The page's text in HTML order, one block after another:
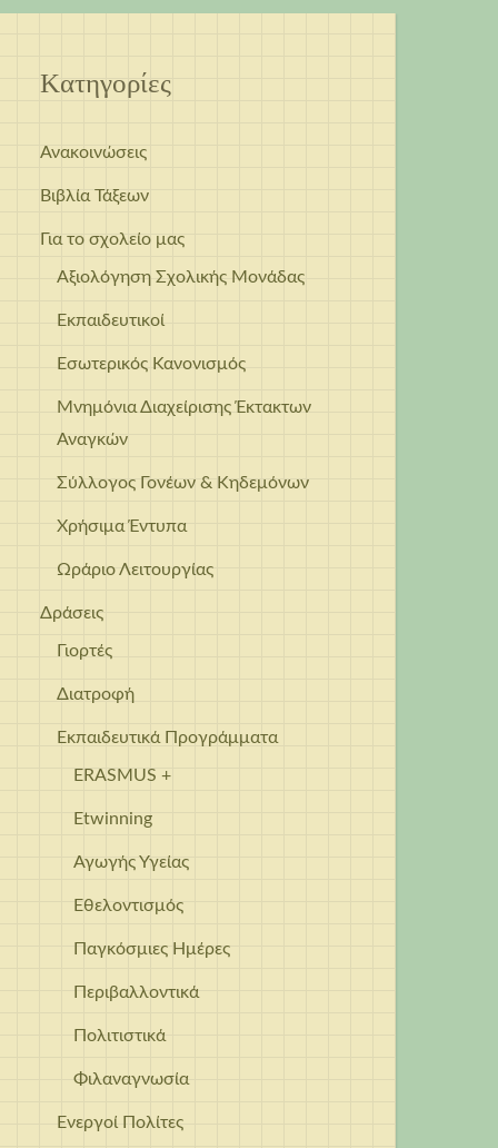
Kατηγορίες
Ανακοινώσεις
Βιβλία Τάξεων
Για το σχολείο μας
Αξιολόγηση Σχολικής Μονάδας
Εκπαιδευτικοί
Εσωτερικός Κανονισμός
Μνημόνια Διαχείρισης Έκτακτων
Αναγκών
Σύλλογος Γονέων & Κηδεμόνων
Χρήσιμα Έντυπα
Ωράριο Λειτουργίας
Δράσεις
Γιορτές
Διατροφή
Εκπαιδευτικά Προγράμματα
ERASMUS +
Etwinning
Αγωγής Υγείας
Εθελοντισμός
Παγκόσμιες Ημέρες
Περιβαλλοντικά
Πολιτιστικά
Φιλαναγνωσία
Ενεργοί Πολίτες